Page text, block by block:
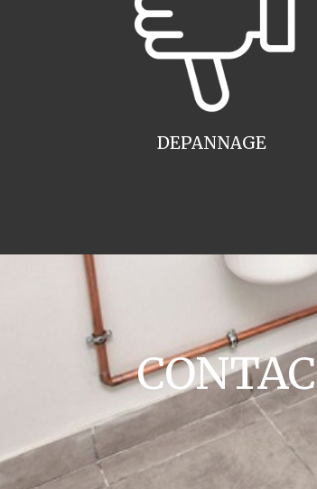
DEPANNAGE